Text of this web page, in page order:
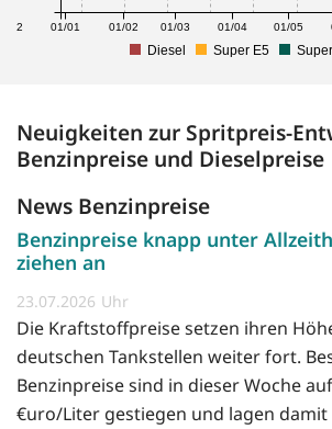
12 01/01 01/02 01/03 01/04 01/05
Diesel Super E5
Neuigkeiten zur Spritpreis-
Benzinpreise und Dieselpreise
News Benzinpreise
Benzinpreise knapp unter
ziehen an
23.07.2026
Die Kraftstoffpreise setzen ihren
deutschen Tankstellen weiter fort.
Benzinpreise sind in dieser Woche
€uro/Liter gestiegen und lagen damit